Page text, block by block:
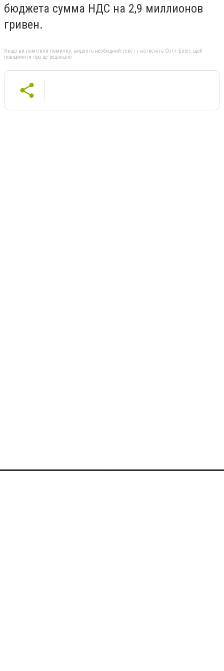
бюджета сумма НДС на 2,9 миллионов
гривен.
Якщо ви помітили помилку, виділіть необхідний текст і натисніть Ctrl + Enter, щоб
повідомити про це редакцію